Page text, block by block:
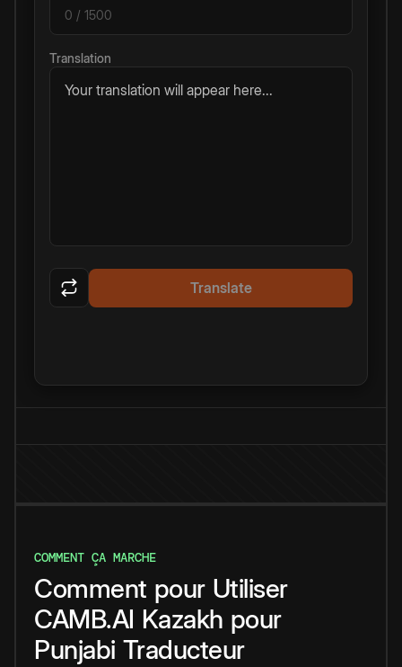
0 / 1500
Translation
Your translation will appear here...
Translate
COMMENT ÇA MARCHE
Comment pour Utiliser
CAMB.AI Kazakh pour
Punjabi Traducteur